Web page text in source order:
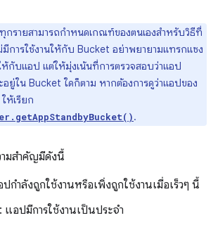
กรายสามารถกำหนดเกณฑ์ของตนเองสำหรับวิธีที่
การใช้งานให้กับ Bucket อย่าพยายามแทรกแซง
กับแอป แต่ให้มุ่งเน้นที่การตรวจสอบว่าแอป
อยู่ใน Bucket ใดก็ตาม หากต้องการดูว่าแอปของ
ห้เรียก
.
มสำคัญมีดังนี้
กำลังถูกใช้งานหรือเพิ่งถูกใช้งานเมื่อเร็วๆ นี้
: แอปมีการใช้งานเป็นประจำ